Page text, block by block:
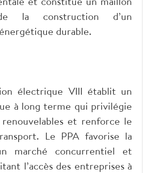
la construction d’un
durable.
électrique VIII établit un
à long terme qui privilégie
et renforce le
Le PPA favorise la
marché concurrentiel et
l’accès des entreprises à